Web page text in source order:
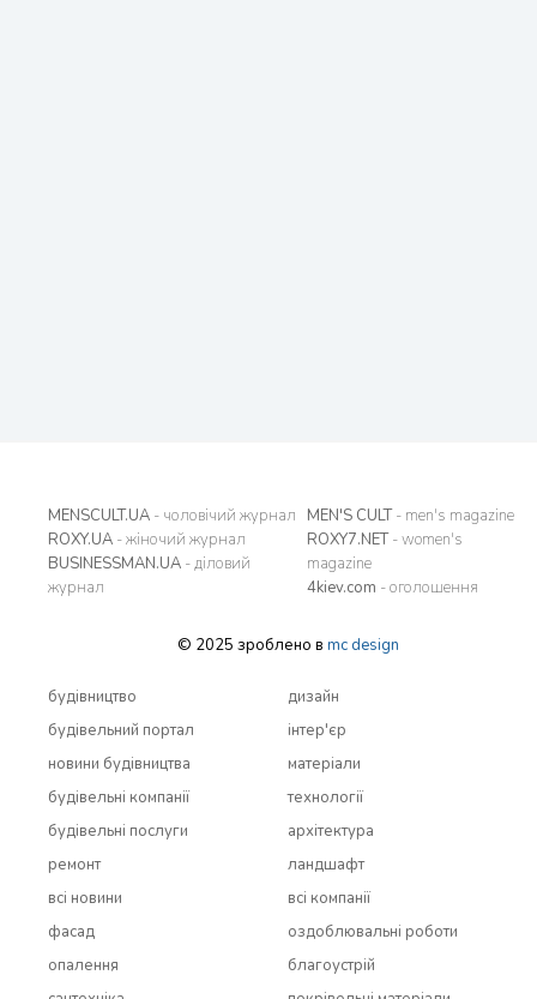
MENSCULT.UA - чоловічий журнал
ROXY.UA - жіночий журнал
BUSINESSMAN.UA - діловий
журнал
MEN'S CULT- men's magazine
ROXY7.NET- women's
magazine
4kiev.com - оголошення
© 2025 зроблено в mc design
будівництво
будівельний портал
новини будівництва
будівельні компанії
будівельні послуги
ремонт
всi новини
дизайн
інтер'єр
матеріали
технології
архітектура
ландшафт
всi компанії
фасад
опалення
оздоблювальні роботи
благоустрій